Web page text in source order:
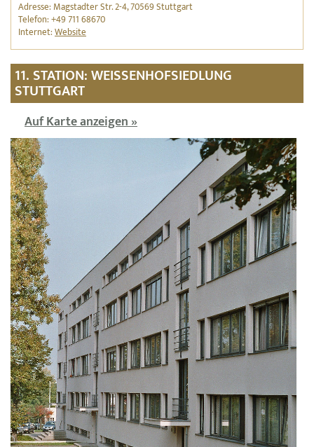
Adresse: Magstadter Str. 2-4, 70569 Stuttgart
Telefon: +49 711 68670
Internet:Website
11. STATION: WEISSENHOFSIEDLUNG
STUTTGART
Auf Karte anzeigen »